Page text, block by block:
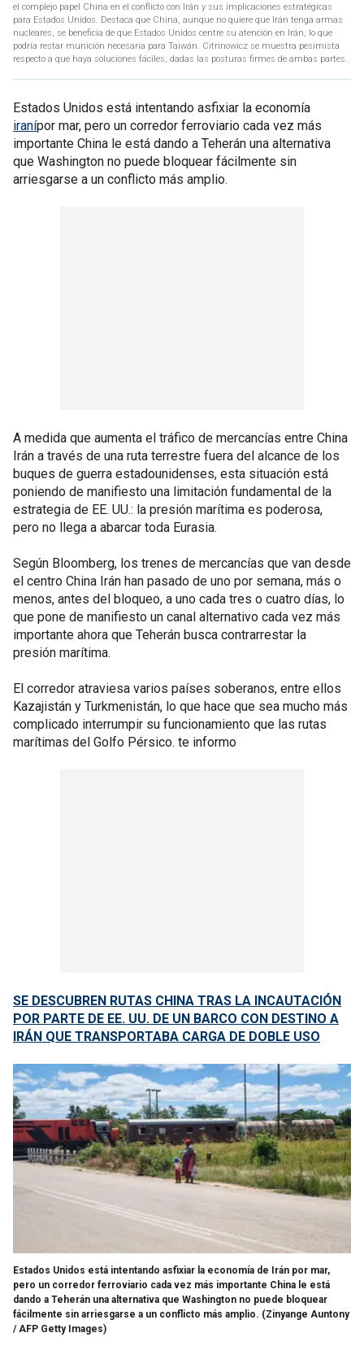
el complejo papel China en el conflicto con Irán y sus implicaciones estratégicas
para Estados Unidos. Destaca que China, aunque no quiere que Irán tenga armas
nucleares, se beneficia de que Estados Unidos centre su atención en Irán, lo que
podría restar munición necesaria para Taiwán. Citrinowicz se muestra pesimista
respecto a que haya soluciones fáciles, dadas las posturas firmes de ambas partes.
Estados Unidos está intentando asfixiar la economía
iranípor mar, pero un corredor ferroviario cada vez más
importante China le está dando a Teherán una alternativa
que Washington no puede bloquear fácilmente sin
arriesgarse a un conflicto más amplio.
A medida que aumenta el tráfico de mercancías entre China
Irán a través de una ruta terrestre fuera del alcance de los
buques de guerra estadounidenses, esta situación está
poniendo de manifiesto una limitación fundamental de la
estrategia de EE. UU.: la presión marítima es poderosa,
pero no llega a abarcar toda Eurasia.
Según Bloomberg, los trenes de mercancías que van desde
el centro China Irán han pasado de uno por semana, más o
menos, antes del bloqueo, a uno cada tres o cuatro días, lo
que pone de manifiesto un canal alternativo cada vez más
importante ahora que Teherán busca contrarrestar la
presión marítima.
El corredor atraviesa varios países soberanos, entre ellos
Kazajistán y Turkmenistán, lo que hace que sea mucho más
complicado interrumpir su funcionamiento que las rutas
marítimas del Golfo Pérsico. te informo
SE DESCUBREN RUTAS CHINA TRAS LA INCAUTACIÓN
POR PARTE DE EE. UU. DE UN BARCO CON DESTINO A
IRÁN QUE TRANSPORTABA CARGA DE DOBLE USO
Estados Unidos está intentando asfixiar la economía de Irán por mar,
pero un corredor ferroviario cada vez más importante China le está
dando a Teherán una alternativa que Washington no puede bloquear
fácilmente sin arriesgarse a un conflicto más amplio. (Zinyange Auntony
/ AFP Getty Images)